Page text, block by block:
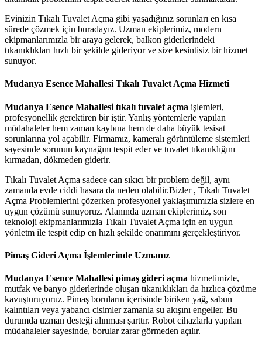
Evinizin Tıkalı Tuvalet Açma gibi yaşadığınız sorunları en kısa
sürede çözmek için buradayız. Uzman ekiplerimiz, modern
ekipmanlarımızla bir araya gelerek, balkon giderlerindeki
tıkanıklıkları hızlı bir şekilde gideriyor ve size kesintisiz bir hizmet
sunuyor.
Mudanya Esence Mahallesi Tıkalı Tuvalet Açma Hizmeti
Mudanya Esence Mahallesi tıkalı tuvalet açma işlemleri,
profesyonellik gerektiren bir iştir. Yanlış yöntemlerle yapılan
müdahaleler hem zaman kaybına hem de daha büyük tesisat
sorunlarına yol açabilir. Firmamız, kameralı görüntüleme sistemleri
sayesinde sorunun kaynağını tespit eder ve tuvalet tıkanıklığını
kırmadan, dökmeden giderir.
Tıkalı Tuvalet Açma sadece can sıkıcı bir problem değil, aynı
zamanda evde ciddi hasara da neden olabilir.Bizler , Tıkalı Tuvalet
Açma Problemlerini çözerken profesyonel yaklaşımımızla sizlere en
uygun çözümü sunuyoruz. Alanında uzman ekiplerimiz, son
teknoloji ekipmanlarımızla Tıkalı Tuvalet Açma için en uygun
yönletm ile tespit edip en hızlı şekilde onarımını gerçekleştiriyor.
Pimaş Gideri Açma İşlemlerinde Uzmanız
Mudanya Esence Mahallesi pimaş gideri açma hizmetimizle,
mutfak ve banyo giderlerinde oluşan tıkanıklıkları da hızlıca çözüme
kavuşturuyoruz. Pimaş boruların içerisinde biriken yağ, sabun
kalıntıları veya yabancı cisimler zamanla su akışını engeller. Bu
durumda uzman desteği alınması şarttır. Robot cihazlarla yapılan
müdahaleler sayesinde, borular zarar görmeden açılır.